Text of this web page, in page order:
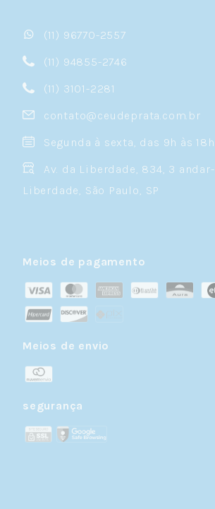
(11) 96770-2557
(11) 94855-2746
(11) 3101-2281
contato@ceudeprata.com.br
Segunda à sexta, das 9h às 18h
Av. da Liberdade, 834, 3 andar-
Liberdade, São Paulo, SP
Meios de pagamento
Meios de envio
segurança